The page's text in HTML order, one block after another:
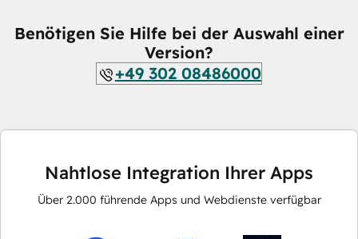
Benötigen Sie Hilfe bei der Auswahl einer
Version?
+49 302 08486000
Nahtlose Integration Ihrer Apps
Über 2.000 führende Apps und Webdienste verfügbar